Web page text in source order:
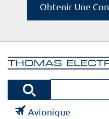
Obtenir Une
Avionique